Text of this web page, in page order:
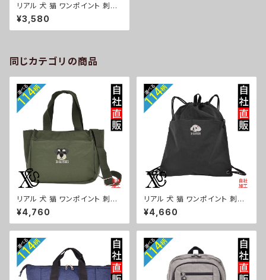
リアル 犬 猫 ワンポイント 刺繍
オリジナル 仕分け上手 ミニトー
トバッグ レディース 仕切り 便利
トートバック メンズ グレー ロゴ
シマエナガ 馬 パンダ ハリネズ
ミ ori-a-bag25-g10-s
¥3,580
同じカテゴリの商品
リアル 犬 猫 ワンポイント 刺繍
トート ショルダーバッグ カジュ
アル 軽量 レディース メンズ 雑
貨 グッズ 自社ブランド 柄 ギフト
ザー パグ ビションフリーゼ ori-
a-bg181-b10-s
¥4,760
リアル 犬 猫 ワンポイント 刺繍
撥水 ナイロン ナップサック メン
ズ 大容量 ジム サブバッグ レデ
ィース 雑貨 グッズ 自社ブランド
シュナウザー パグ ビションフリ
ーゼ ori-a-bg180-b10-s
¥4,660